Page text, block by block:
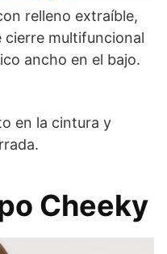
relleno extraíble,
multifuncional
ancho en el bajo.
en la cintura y
Cheeky